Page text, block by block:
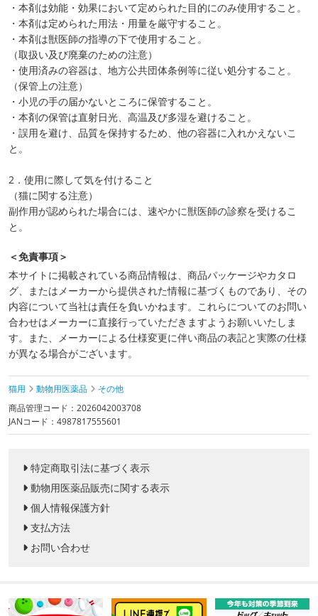
・本剤は効能・効果において定められた目的にのみ使用すること。
・本剤は定められた用法・用量を厳守すること。
・本剤は獣医師の指導の下で使用すること。
（取扱い及び廃棄のための注意）
・使用済みの容器は、地方公共団体条例等に従い処分すること。
（保管上の注意）
・小児の手の届かないところに保管すること。
・本剤の保管は直射日光、高温及び多湿を避けること。
・誤用を避け、品質を保持するため、他の容器に入れかえないこ
と。
2．使用に際して気を付けること
（猫に関する注意）
副作用が認められた場合には、速やかに獣医師の診察を受けるこ
と。
＜免責事項＞
本サイトに掲載されている商品情報は、商品パッケージやカタロ
グ、またはメーカーから提供された情報に基づくものであり、その
内容について当社は責任を負いかねます。これらについてのお問い
合わせはメーカーに直接行っていただきますようお願いいたしま
す。また、メーカーによる仕様変更に伴い商品の表記と実際の仕様
が異なる場合がございます。
猫用 動物用医薬品
その他
商品管理コード：2026042003708
JANコード：4987817555601
特定商取引法に基づく表示
動物用医薬品販売に関する表示
個人情報保護方針
支払方法
お問い合わせ